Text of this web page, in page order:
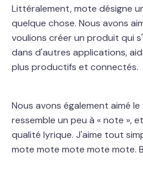
Littéralement, mote désigne
quelque chose. Nous avons
voulions créer un produit qui
dans d'autres applications,
plus productifs et connectés.
Nous avons également aimé
ressemble un peu à « note »,
qualité lyrique. J'aime tout
mote mote mote mote mote.